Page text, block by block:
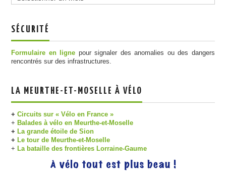
SÉCURITÉ
Formulaire en ligne pour signaler des anomalies ou des dangers
rencontrés sur des infrastructures.
LA MEURTHE-ET-MOSELLE À VÉLO
+Circuits sur « Vélo en France »
+ Balades à vélo en Meurthe-et-Moselle
+ La grande étoile de Sion
+ Le tour de Meurthe-et-Moselle
+ La bataille des frontières Lorraine-Gaume